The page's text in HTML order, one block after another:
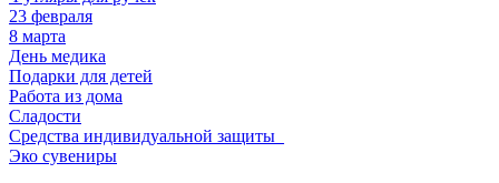
23 февраля
8 марта
День медика
Подарки для детей
Работа из дома
Сладости
Средства индивидуальной защиты_
Эко сувениры